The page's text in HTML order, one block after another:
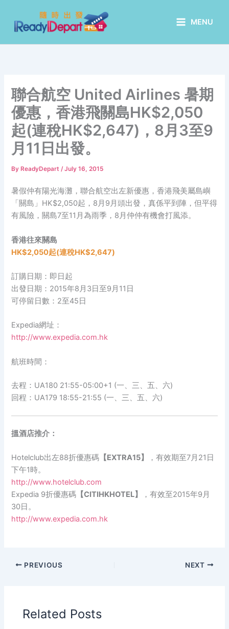
content
MENU
聯合航空 United Airlines 暑期
優惠，香港飛關島HK$2,050
起(連稅HK$2,647)，8月3至9
月11日出發。
By ReadyDepart/July 16, 2015
暑假仲有陽光海灘，聯合航空出左新優惠，香港飛美屬島嶼
「關島」HK$2,050起，8月9月頭出發，真係平到陣，但平得
有風險，關島7至11月為雨季，8月仲仲有機會打風添。
香港往來關島
HK$2,050起(連稅HK$2,647)
訂購日期：即日起
出發日期：2015年8月3日至9月11日
可停留日數：2至45日
Expedia網址：
http://www.expedia.com.hk
航班時間：
去程：UA180 21:55-05:00+1 (一、三、五、六)
回程：UA179 18:55-21:55 (一、三、五、六)
搵酒店推介：
Hotelclub出左88折優惠碼 【EXTRA15】
，有效期至7月21日
下午1時。
http://www.hotelclub.com
Expedia 9折優惠碼 【CITIHKHOTEL】
，有效至2015年9月
30日。
http://www.expedia.com.hk
PREVIOUS NEXT
Related Posts